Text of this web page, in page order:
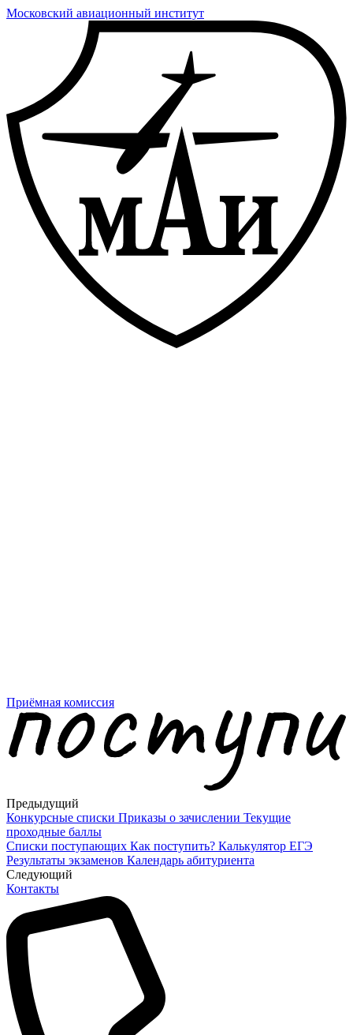
Московский авиационный институт
Приёмная комиссия
Предыдущий
Конкурсные списки Приказы о зачислении Текущие
проходные баллы
Списки поступающих Как поступить? Калькулятор ЕГЭ
Результаты экзаменов Календарь абитуриента
Cледующий
Контакты